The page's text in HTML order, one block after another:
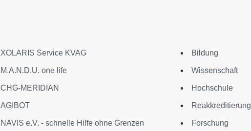
XOLARIS Service KVAG
M.A.N.D.U. one life
CHG-MERIDIAN
AGIBOT
NAVIS e.V. - schnelle Hilfe ohne Grenzen
Bildung
Wissenschaft
Hochschule
Reakkreditierung
Forschung